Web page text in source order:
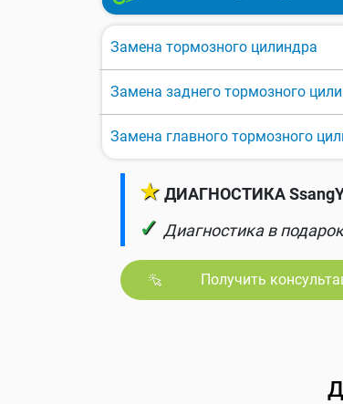
Замена тормозного цилиндра
Замена заднего тормозного
Замена главного тормозного
★ ДИАГНОСТИКА
✓ Диагностика в
Получить